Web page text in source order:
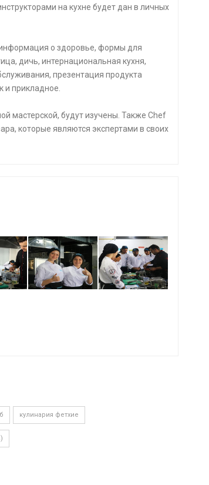
на кухне будет дан в личных
информация о здоровье, формы для
дичь, интернациональная кухня,
презентация продукта
и прикладное.
мастерской, будут изучены. Также Chef
которые являются экспертами в своих
кулинария фетхие